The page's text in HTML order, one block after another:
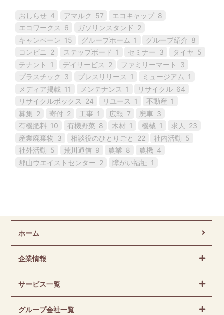
おしらせ 4 アマルク 57 エコキャップ 8
エコワークス
6 ガソリンスタンド 2
キャンペーン 15 グループホーム 1 グループ紹介 8
コンビニ
2 ステップボード 1 セミナー 3 タイヤ 5
テナント
1 デイサービス 2 ファミリーマート
3
プラスチック 3 プレスリリース 1 ミュージアム 1
メディア掲載 11 メンテナンス 1 リサイクル 64
リサイクルボックス
24 リユース 1 不動産 1
募集 2 寄付 2 工事 1 広報 7 廃車 3
有機肥料 10 有機野菜 8 木材 1 機械 1 求人
23
産業廃棄物 3 相談役のひとりごと 22 社内活動 5
社外活動 5 荒川通信 9 農業 8 農機 4
郡山ウエイストセンター 2 障がい福祉 1
ホーム
企業情報
サービス一覧
グループ会社一覧